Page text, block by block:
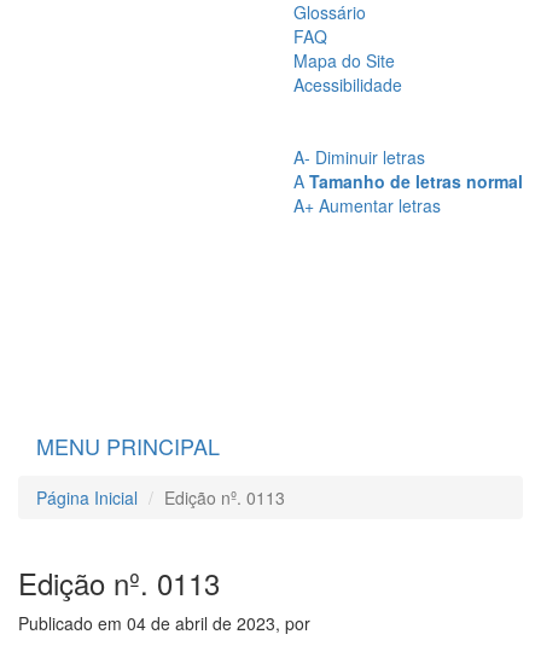
Glossário
FAQ
Mapa do Site
Acessibilidade
A- Diminuir letras
A Tamanho de letras normal
A+ Aumentar letras
MENU PRINCIPAL
Página Inicial Edição nº. 0113
Edição nº. 0113
Publicado em 04 de abril de 2023, por